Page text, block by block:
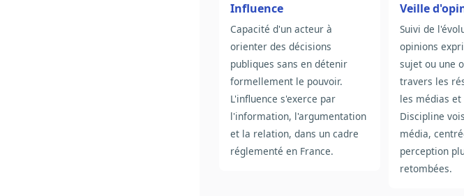
Influence
Capacité d'un acteur à
orienter des décisions
publiques sans en détenir
formellement le pouvoir.
L'influence s'exerce par
l'information, l'argumentation
et la relation, dans un cadre
réglementé en France.
Veille
Suivi de
opinions
sujet ou une
travers les
les médias et
Discipline
média,
perception
retombées.